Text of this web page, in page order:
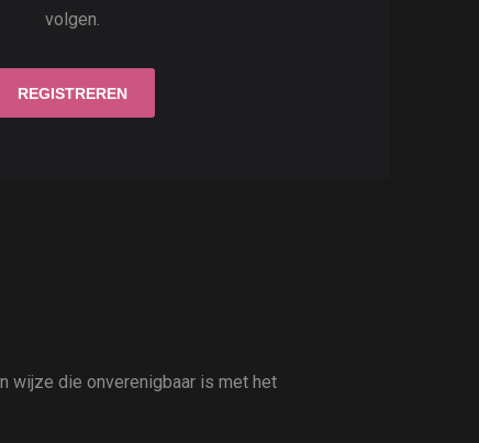
volgen.
wijze die onverenigbaar is met het